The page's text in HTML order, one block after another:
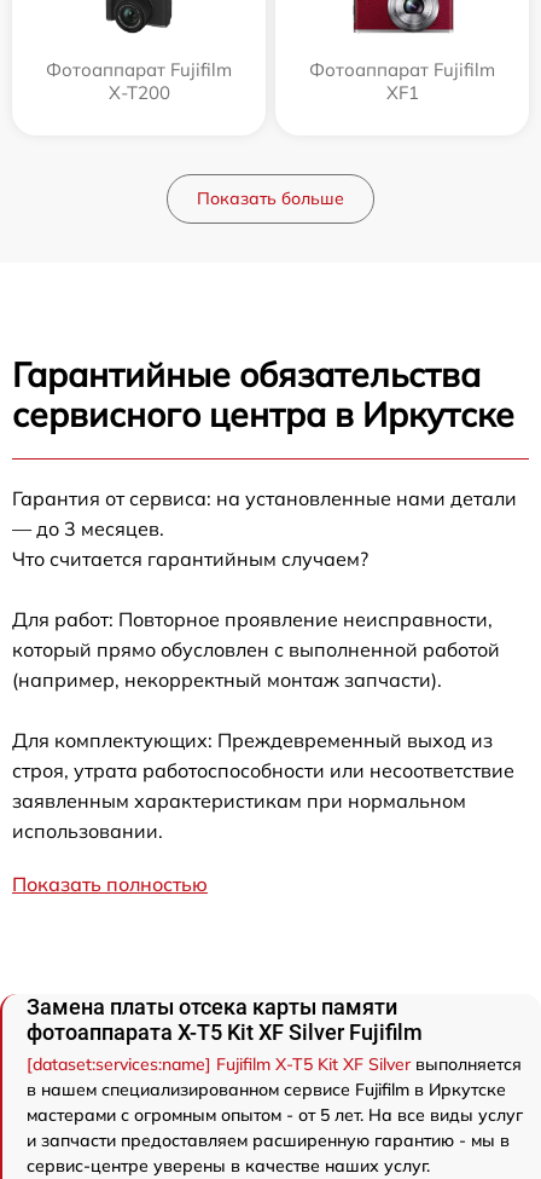
Фотоаппарат Fujifilm
X-T200
Фотоаппарат Fujifilm
XF1
Показать больше
Гарантийные обязательства
сервисного центра в Иркутске
Гарантия от сервиса: на установленные нами детали
— до 3 месяцев.
Что считается гарантийным случаем?
Для работ: Повторное проявление неисправности,
который прямо обусловлен с выполненной работой
(например, некорректный монтаж запчасти).
Для комплектующих: Преждевременный выход из
строя, утрата работоспособности или несоответствие
заявленным характеристикам при нормальном
использовании.
Показать полностью
Замена платы отсека карты памяти
фотоаппарата X-T5 Kit XF Silver Fujifilm
[dataset:services:name] Fujifilm X-T5 Kit XF Silverвыполняется
в нашем специализированном сервисе Fujifilm в Иркутске
мастерами с огромным опытом - от 5 лет. На все виды услуг
и запчасти предоставляем расширенную гарантию - мы в
сервис-центре уверены в качестве наших услуг.